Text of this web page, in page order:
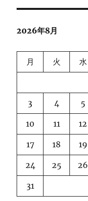
ジ
送
り
2026年8月
月 火 水
3 4 5
10 11 12
17 18 19
24 25 26
31